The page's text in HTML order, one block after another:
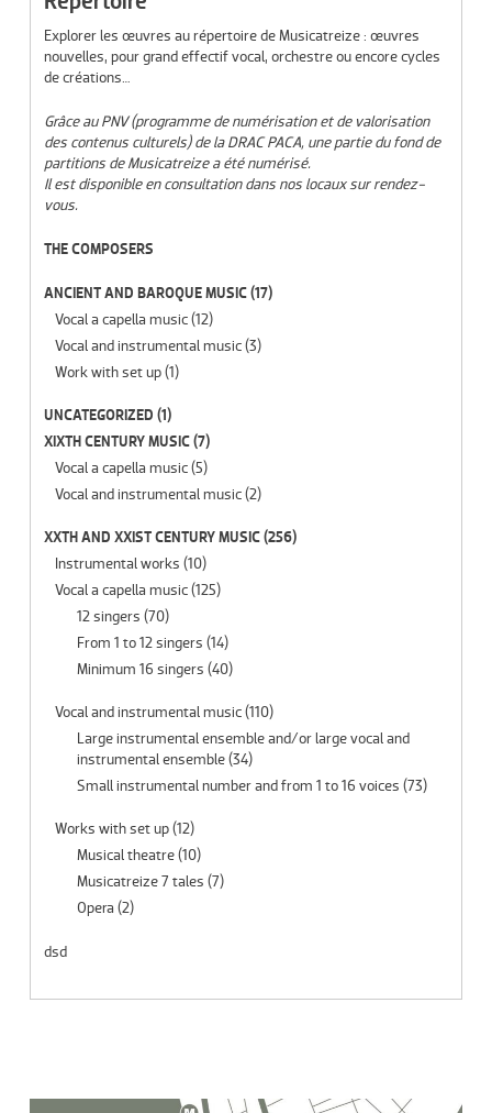
Explorer les œuvres au répertoire de Musicatreize : œuvres
nouvelles, pour grand effectif vocal, orchestre ou encore cycles
de créations…
Grâce au PNV (programme de numérisation et de valorisation
des contenus culturels) de la DRAC PACA, une partie du fond de
partitions de Musicatreize a été numérisé.
Il est disponible en consultation dans nos locaux sur rendez-
vous.
THE COMPOSERS
ANCIENT AND BAROQUE MUSIC(17)
Vocal a capella music(12)
Vocal and instrumental music(3)
Work with set up(1)
UNCATEGORIZED (1)
XIXTH CENTURY MUSIC(7)
Vocal a capella music(5)
Vocal and instrumental music(2)
XXTH AND XXIST CENTURY MUSIC(256)
Instrumental works (10)
Vocal a capella music(125)
12 singers (70)
From 1 to 12 singers (14)
Minimum 16 singers (40)
Vocal and instrumental music(110)
Large instrumental ensemble and/or large vocal and
instrumental ensemble(34)
Small instrumental number and from 1 to 16 voices (73)
Works with set up(12)
Musical theatre(10)
Musicatreize 7 tales (7)
Opera (2)
dsd